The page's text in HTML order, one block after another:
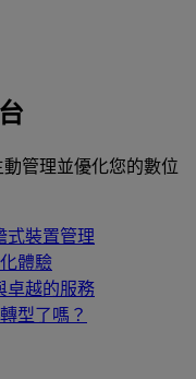
管理並優化您的數位
式裝置管理
體驗
卓越的服務
型了嗎？